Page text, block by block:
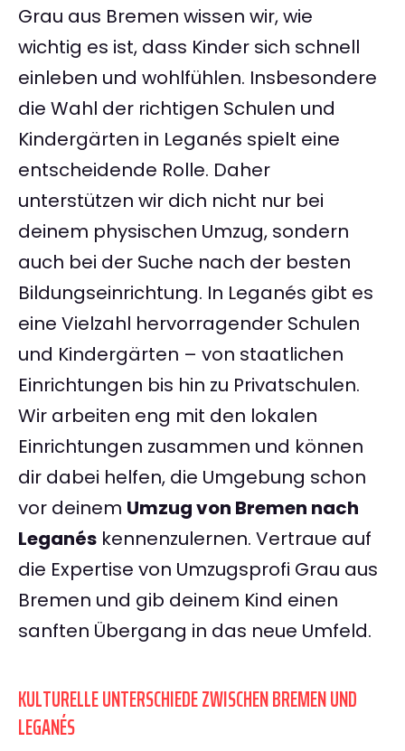
Grau aus Bremen wissen wir, wie
wichtig es ist, dass Kinder sich schnell
einleben und wohlfühlen. Insbesondere
die Wahl der richtigen Schulen und
Kindergärten in Leganés spielt eine
entscheidende Rolle. Daher
unterstützen wir dich nicht nur bei
deinem physischen Umzug, sondern
auch bei der Suche nach der besten
Bildungseinrichtung. In Leganés gibt es
eine Vielzahl hervorragender Schulen
und Kindergärten – von staatlichen
Einrichtungen bis hin zu Privatschulen.
Wir arbeiten eng mit den lokalen
Einrichtungen zusammen und können
dir dabei helfen, die Umgebung schon
vor deinem Umzug von Bremen nach
Leganés kennenzulernen. Vertraue auf
die Expertise von Umzugsprofi Grau aus
Bremen und gib deinem Kind einen
sanften Übergang in das neue Umfeld.
KULTURELLE UNTERSCHIEDE ZWISCHEN BREMEN UND
LEGANÉS